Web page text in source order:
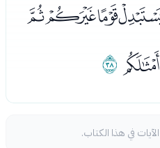
ﯿ
في هذا الكتاب.